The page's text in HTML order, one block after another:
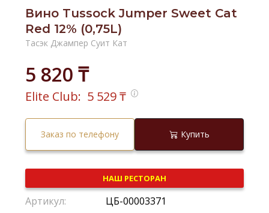
Вино Tussock Jumper Sweet Cat
Red 12% (0,75L)
Тасэк Джампер Суит Кат
5 820 ₸
Elite Club: 5 529₸
Заказ по телефону Купить
НАШ РЕСТОРАН
Артикул:
ЦБ-00003371